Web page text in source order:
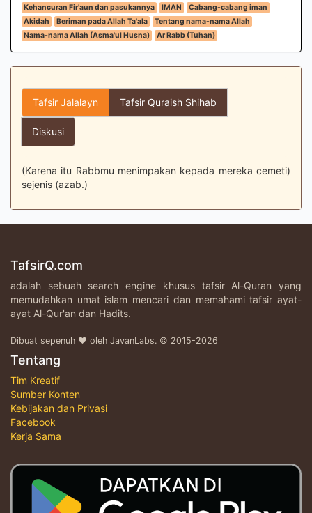
Kehancuran Fir'aun dan pasukannya
IMAN
Cabang-cabang iman
Akidah
Beriman pada Allah Ta'ala
Tentang nama-nama Allah
Nama-nama Allah (Asma'ul Husna)
Ar Rabb (Tuhan)
Tafsir Jalalayn Tafsir Quraish Shihab
Diskusi
(Karena itu Rabbmu menimpakan kepada mereka cemeti)
sejenis (azab.)
TafsirQ.com
adalah sebuah search engine khusus tafsir Al-Quran yang
memudahkan umat islam mencari dan memahami tafsir ayat-
ayat Al-Qur'an dan Hadits.
Dibuat sepenuh ♥ oleh JavanLabs. © 2015-2026
Tentang
Tim Kreatif
Sumber Konten
Kebijakan dan Privasi
Facebook
Kerja Sama